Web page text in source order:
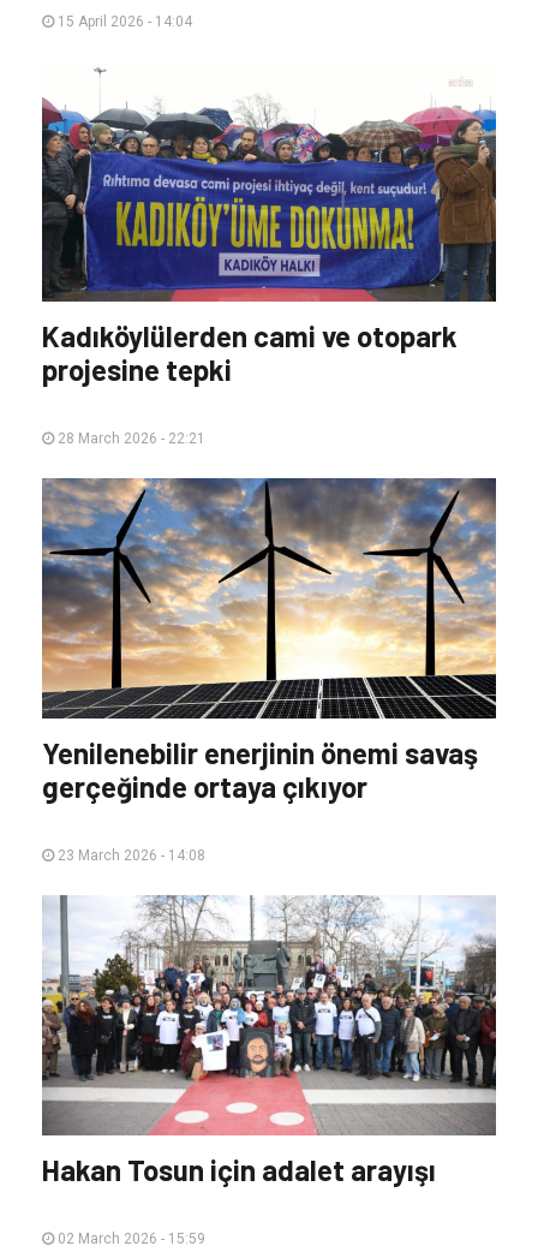
15 April 2026 - 14:04
Kadıköylülerden cami ve otopark
projesine tepki
28 March 2026 - 22:21
Yenilenebilir enerjinin önemi savaş
gerçeğinde ortaya çıkıyor
23 March 2026 - 14:08
Hakan Tosun için adalet arayışı
02 March 2026 - 15:59